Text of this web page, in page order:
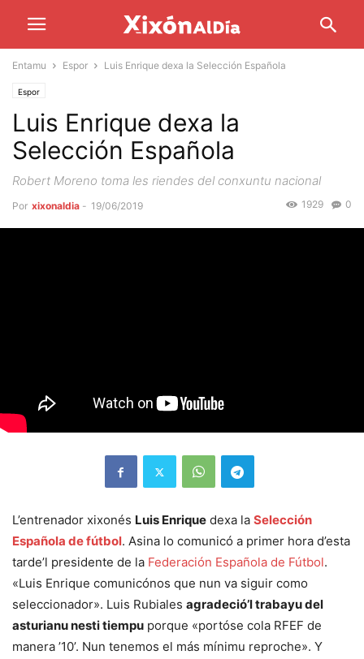
Entamu Espor Luis Enrique dexa la Selección Española
Espor
Luis Enrique dexa la
Selección Española
Robert Moreno toma les riendes del conxuntu nacional
Por xixonaldia - 19/06/2019 0
1929
L’entrenador xixonés Luis Enrique dexa la Selección
Española de fútbol. Asina lo comunicó a primer hora d’esta
tarde’l presidente de la Federación Española de Fútbol.
«Luis Enrique comunicónos que nun va siguir como
seleccionador». Luis Rubiales agradeció’l trabayu del
asturianu nesti tiempu porque «portóse cola RFEF de
manera ’10’. Nun tenemos el más mínimu reproche». Y